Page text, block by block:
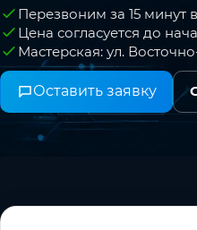
Перезвоним за 15 минут
Цена согласуется до
Мастерская: ул.
Оставить заявку